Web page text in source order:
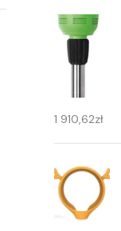
1 910,62zł